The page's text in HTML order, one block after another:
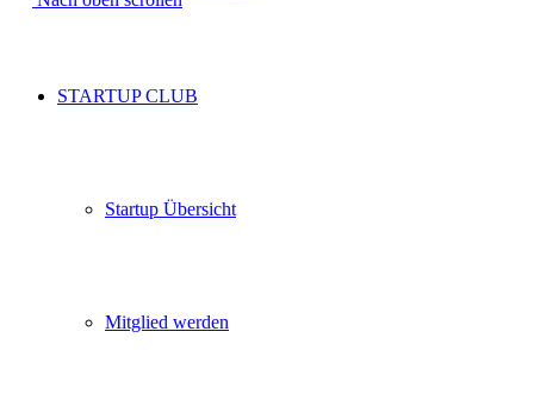
STARTUP CLUB
Startup Übersicht
Mitglied werden